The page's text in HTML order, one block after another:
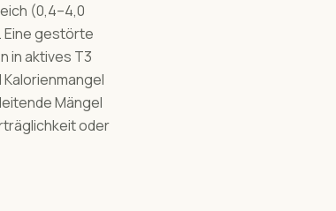
(0,4–4,0
Eine gestörte
in aktives T3
Mängel
oder